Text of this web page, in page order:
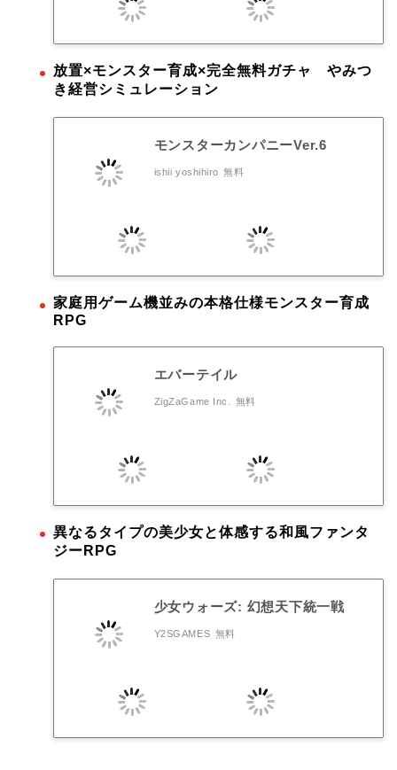
放置×モンスター育成×完全無料ガチャ やみつ
き経営シミュレーション
モンスターカンパニーVer.6
ishii yoshihiro 無料
家庭用ゲーム機並みの本格仕様モンスター育成
RPG
エバーテイル
ZigZaGame Inc. 無料
異なるタイプの美少女と体感する和風ファンタ
ジーRPG
少女ウォーズ: 幻想天下統一戦
Y2SGAMES 無料